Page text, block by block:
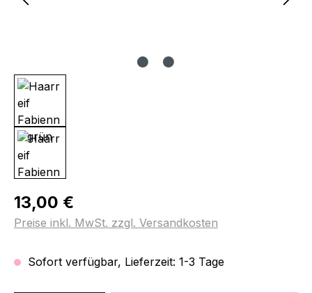
Regulärer Preis:
13,00 €
Preise inkl. MwSt. zzgl. Versandkosten
Sofort verfügbar, Lieferzeit: 1-3 Tage